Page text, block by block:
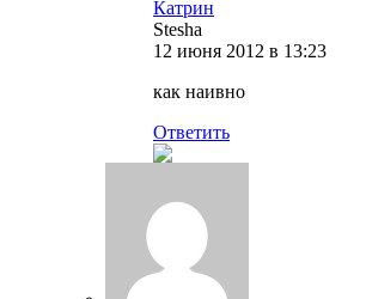
Катрин
Stesha
12 июня 2012 в 13:23
как наивно
Ответить